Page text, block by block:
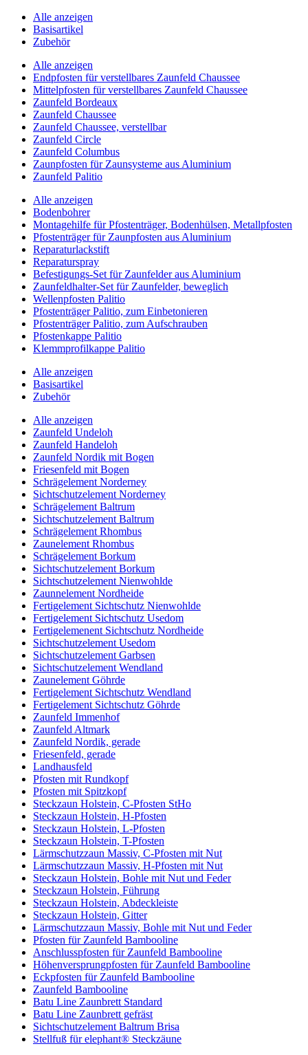
Alle anzeigen
Basisartikel
Zubehör
Alle anzeigen
Endpfosten für verstellbares Zaunfeld Chaussee
Mittelpfosten für verstellbares Zaunfeld Chaussee
Zaunfeld Bordeaux
Zaunfeld Chaussee
Zaunfeld Chaussee, verstellbar
Zaunfeld Circle
Zaunfeld Columbus
Zaunpfosten für Zaunsysteme aus Aluminium
Zaunfeld Palitio
Alle anzeigen
Bodenbohrer
Montagehilfe für Pfostenträger, Bodenhülsen, Metallpfosten
Pfostenträger für Zaunpfosten aus Aluminium
Reparaturlackstift
Reparaturspray
Befestigungs-Set für Zaunfelder aus Aluminium
Zaunfeldhalter-Set für Zaunfelder, beweglich
Wellenpfosten Palitio
Pfostenträger Palitio, zum Einbetonieren
Pfostenträger Palitio, zum Aufschrauben
Pfostenkappe Palitio
Klemmprofilkappe Palitio
Alle anzeigen
Basisartikel
Zubehör
Alle anzeigen
Zaunfeld Undeloh
Zaunfeld Handeloh
Zaunfeld Nordik mit Bogen
Friesenfeld mit Bogen
Schrägelement Norderney
Sichtschutzelement Norderney
Schrägelement Baltrum
Sichtschutzelement Baltrum
Schrägelement Rhombus
Zaunelement Rhombus
Schrägelement Borkum
Sichtschutzelement Borkum
Sichtschutzelement Nienwohlde
Zaunnelement Nordheide
Fertigelement Sichtschutz Nienwohlde
Fertigelement Sichtschutz Usedom
Fertigelemenent Sichtschutz Nordheide
Sichtschutzelement Usedom
Sichtschutzelement Garbsen
Sichtschutzelement Wendland
Zaunelement Göhrde
Fertigelement Sichtschutz Wendland
Fertigelement Sichtschutz Göhrde
Zaunfeld Immenhof
Zaunfeld Altmark
Zaunfeld Nordik, gerade
Friesenfeld, gerade
Landhausfeld
Pfosten mit Rundkopf
Pfosten mit Spitzkopf
Steckzaun Holstein, C-Pfosten StHo
Steckzaun Holstein, H-Pfosten
Steckzaun Holstein, L-Pfosten
Steckzaun Holstein, T-Pfosten
Lärmschutzzaun Massiv, C-Pfosten mit Nut
Lärmschutzzaun Massiv, H-Pfosten mit Nut
Steckzaun Holstein, Bohle mit Nut und Feder
Steckzaun Holstein, Führung
Steckzaun Holstein, Abdeckleiste
Steckzaun Holstein, Gitter
Lärmschutzzaun Massiv, Bohle mit Nut und Feder
Pfosten für Zaunfeld Bambooline
Anschlusspfosten für Zaunfeld Bambooline
Höhenversprungpfosten für Zaunfeld Bambooline
Eckpfosten für Zaunfeld Bambooline
Zaunfeld Bambooline
Batu Line Zaunbrett Standard
Batu Line Zaunbrett gefräst
Sichtschutzelement Baltrum Brisa
Stellfuß für elephant® Steckzäune